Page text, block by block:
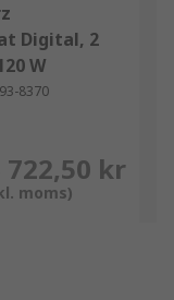
Digital, 2
W
8370
722,50 kr
moms)